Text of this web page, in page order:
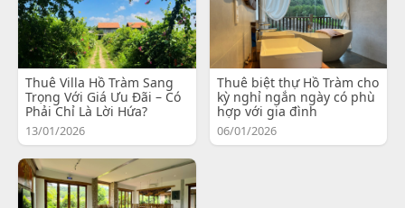
Thuê Villa Hồ Tràm Sang
Trọng Với Giá Ưu Đãi – Có
Phải Chỉ Là Lời Hứa?
13/01/2026
Thuê biệt thự Hồ Tràm cho
kỳ nghỉ ngắn ngày có phù
hợp với gia đình
06/01/2026